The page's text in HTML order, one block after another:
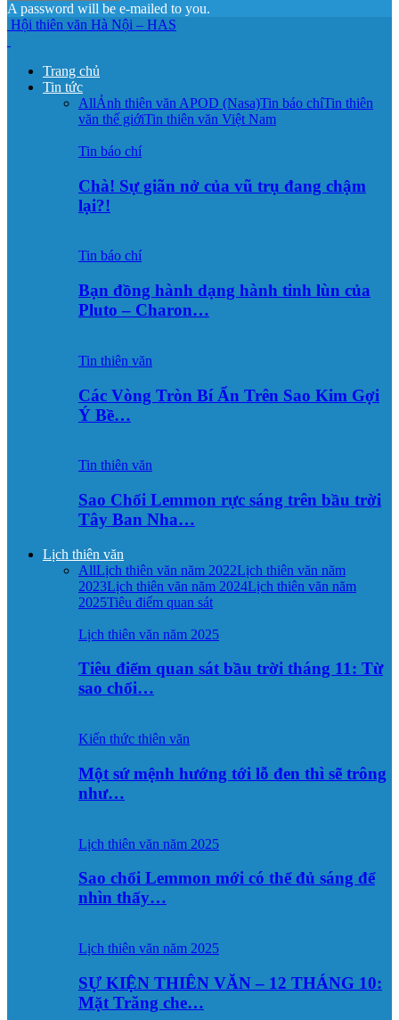
A password will be e-mailed to you.
Hội thiên văn Hà Nội – HAS
Trang chủ
Tin tức
AllẢnh thiên văn APOD (Nasa)Tin báo chíTin thiên
văn thế giớiTin thiên văn Việt Nam
Tin báo chí
Chà! Sự giãn nở của vũ trụ đang chậm
lại?!
Tin báo chí
Bạn đồng hành dạng hành tinh lùn của
Pluto – Charon…
Tin thiên văn
Các Vòng Tròn Bí Ẩn Trên Sao Kim Gợi
Ý Bề…
Tin thiên văn
Sao Chổi Lemmon rực sáng trên bầu trời
Tây Ban Nha…
Lịch thiên văn
AllLịch thiên văn năm 2022Lịch thiên văn năm
2023Lịch thiên văn năm 2024Lịch thiên văn năm
2025Tiêu điểm quan sát
Lịch thiên văn năm 2025
Tiêu điểm quan sát bầu trời tháng 11: Từ
sao chổi…
Kiến thức thiên văn
Một sứ mệnh hướng tới lỗ đen thì sẽ trông
như…
Lịch thiên văn năm 2025
Sao chổi Lemmon mới có thể đủ sáng để
nhìn thấy…
Lịch thiên văn năm 2025
SỰ KIỆN THIÊN VĂN – 12 THÁNG 10:
Mặt Trăng che…